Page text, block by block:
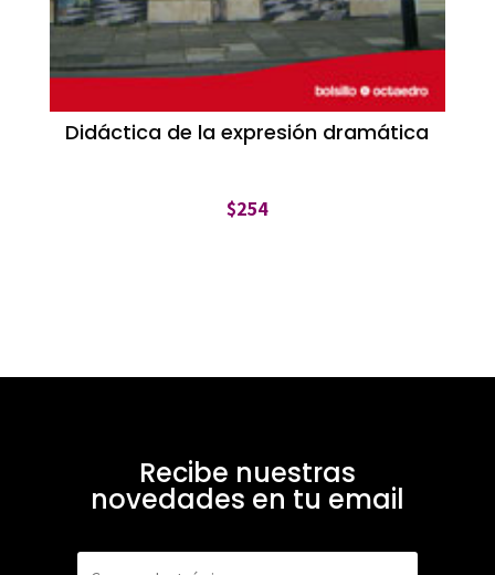
Didáctica de la expresión dramática
$254
Recibe nuestras
novedades en tu email